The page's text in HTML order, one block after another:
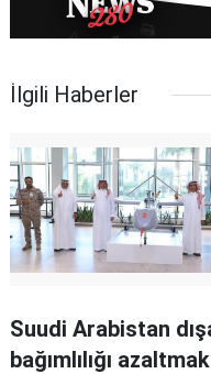
İlgili Haberler
Suudi Arabistan
bağımlılığı